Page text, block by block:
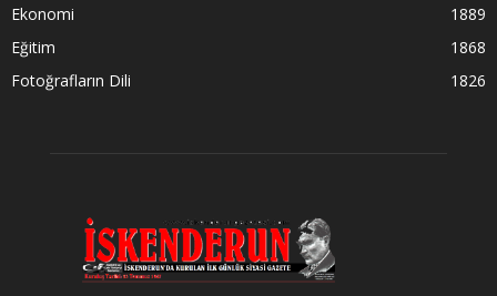
Ekonomi
1889
Eğitim
1868
Fotoğrafların Dili
1826